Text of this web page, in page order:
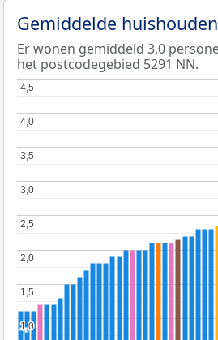
Gemiddelde
Er wonen gemiddeld 3,0
het postcodegebied 5291 NN.
1,0
1,0
1,5
1,5
2,0
2,0
2,5
2,5
3,0
3,0
3,5
3,5
4,0
4,0
4,5
4,5